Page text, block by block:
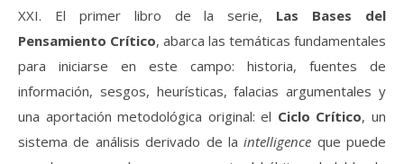
XXI. El primer libro de la serie, Las Bases del
Pensamiento Crítico, abarca las temáticas fundamentales
para iniciarse en este campo: historia, fuentes de
información, sesgos, heurísticas, falacias argumentales y
una aportación metodológica original: el Ciclo Crítico, un
sistema de análisis derivado de laintelligence que puede